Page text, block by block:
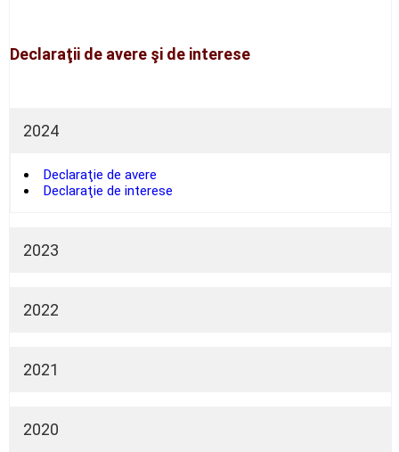
Declaraţii de avere şi de interese
2024
Declaraţie de avere
Declaraţie de interese
2023
2022
2021
2020